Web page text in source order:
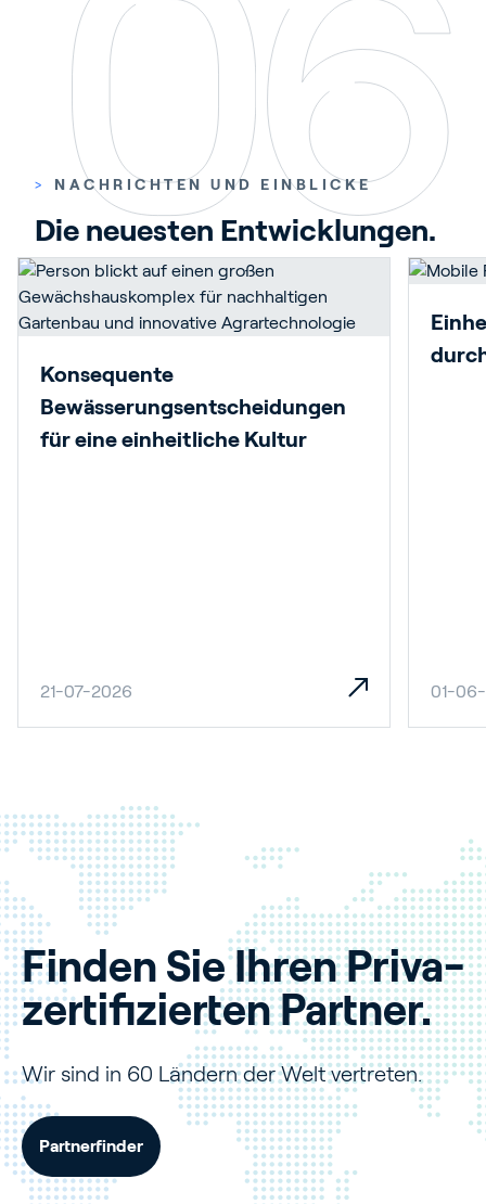
> NACHRICHTEN UND EINBLICKE
Die neuesten Entwicklungen.
Konsequente
Bewässerungsentscheidungen
für eine einheitliche Kultur
21-07-2026 01-
Finden Sie Ihren Priva-
zertifizierten Partner.
Wir sind in 60 Ländern der Welt vertreten.
Partnerfinder